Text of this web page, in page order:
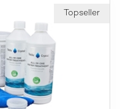
Topseller